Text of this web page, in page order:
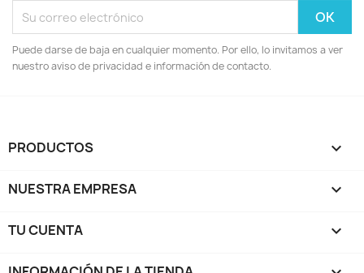
Puede darse de baja en cualquier momento. Por ello, lo invitamos a ver
nuestro aviso de privacidad e información de contacto.
PRODUCTOS 
NUESTRA EMPRESA 
TU CUENTA 